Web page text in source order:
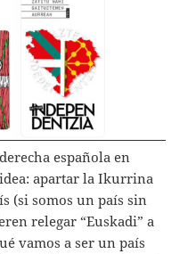
española en
apartar la Ikurrina
(si somos un país sin
relegar “Euskadi” a
vamos a ser un país